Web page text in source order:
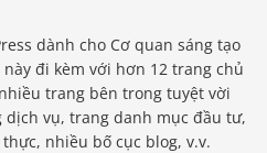
dành cho Cơ quan sáng tạo
đi kèm với hơn 12 trang chủ
trang bên trong tuyệt vời
vụ, trang danh mục đầu tư,
nhiều bố cục blog, v.v.